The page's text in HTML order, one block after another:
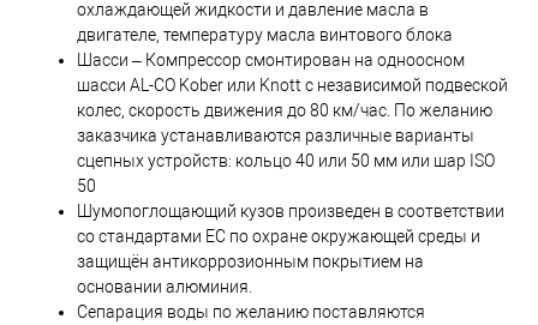
охлаждающей жидкости и давление масла в
двигателе, температуру масла винтового блока
Шасси – Компрессор смонтирован на одноосном
шасси AL-CO Kober или Knott с независимой подвеской
колес, скорость движения до 80 км/час. По желанию
заказчика устанавливаются различные варианты
сцепных устройств: кольцо 40 или 50 мм или шар ISO
50
Шумопоглощающий кузов произведен в соответствии
со стандартами ЕС по охране окружающей среды и
защищён антикоррозионным покрытием на
основании алюминия.
Сепарация воды по желанию поставляются